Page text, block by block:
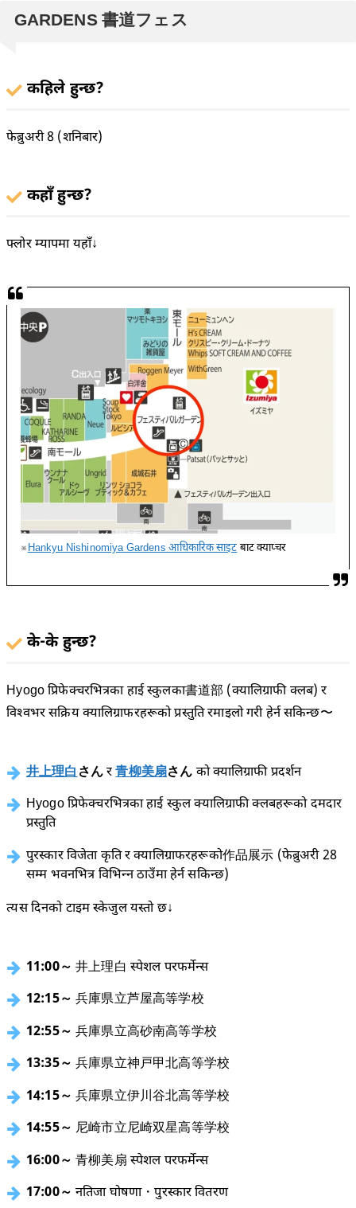
GARDENS 書道フェス
कहिले हुन्छ?
फेब्रुअरी 8 (शनिबार)
कहाँ हुन्छ?
फ्लोर म्यापमा यहाँ↓
※Hankyu Nishinomiya Gardens आधिकारिक साइट बाट क्याप्चर
के-के हुन्छ?
Hyogo प्रिफेक्चरभित्रका हाई स्कुलका書道部 (क्यालिग्राफी क्लब) र
विश्वभर सक्रिय क्यालिग्राफरहरूको प्रस्तुति रमाइलो गरी हेर्न सकिन्छ〜
井上理白さんर青柳美扇さん को क्यालिग्राफी प्रदर्शन
Hyogo प्रिफेक्चरभित्रका हाई स्कुल क्यालिग्राफी क्लबहरूको दमदार
प्रस्तुति
पुरस्कार विजेता कृति र क्यालिग्राफरहरूको作品展示 (फेब्रुअरी 28
सम्म भवनभित्र विभिन्न ठाउँमा हेर्न सकिन्छ)
त्यस दिनको टाइम स्केजुल यस्तो छ↓
11:00～ 井上理白 स्पेशल परफर्मेन्स
12:15～ 兵庫県立芦屋高等学校
12:55～ 兵庫県立高砂南高等学校
13:35～ 兵庫県立神戸甲北高等学校
14:15～ 兵庫県立伊川谷北高等学校
14:55～ 尼崎市立尼崎双星高等学校
16:00～ 青柳美扇 स्पेशल परफर्मेन्स
17:00～ नतिजा घोषणा・पुरस्कार वितरण